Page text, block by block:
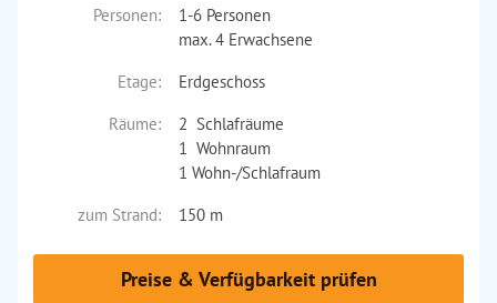
Personen:
1-6 Personen
max. 4 Erwachsene
Etage:
Erdgeschoss
Räume:
2 Schlafräume
1 Wohnraum
1 Wohn-/Schlafraum
zum Strand:
150 m
Preise & Verfügbarkeit prüfen